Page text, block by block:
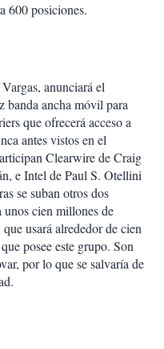
600 posiciones.
anunciará el
banda ancha móvil para
que ofrecerá acceso a
antes vistos en el
Clearwire de Craig
e Intel de Paul S. Otellini
se suban otros dos
unos cien millones de
usará alrededor de cien
posee este grupo. Son
por lo que se salvaría de